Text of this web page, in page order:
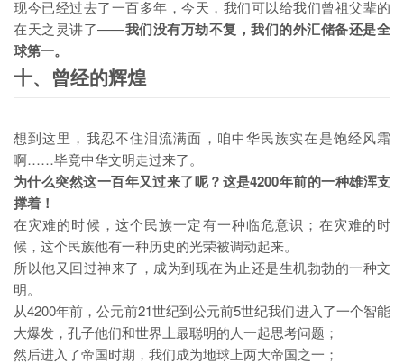
现今已经过去了一百多年，今天，我们可以给我们曾祖父辈的
在天之灵讲了——我们没有万劫不复，我们的外汇储备还是全
球第一。
十、曾经的辉煌
想到这里，我忍不住泪流满面，咱中华民族实在是饱经风霜
啊……毕竟中华文明走过来了。
为什么突然这一百年又过来了呢？这是4200年前的一种雄浑支
撑着！
在灾难的时候，这个民族一定有一种临危意识；在灾难的时
候，这个民族他有一种历史的光荣被调动起来。
所以他又回过神来了，成为到现在为止还是生机勃勃的一种文
明。
从4200年前，公元前21世纪到公元前5世纪我们进入了一个智能
大爆发，孔子他们和世界上最聪明的人一起思考问题；
然后进入了帝国时期，我们成为地球上两大帝国之一；